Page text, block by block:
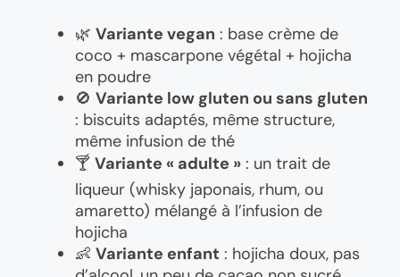
🌿 Variante vegan : base crème de
coco + mascarpone végétal + hojicha
en poudre
🚫 Variante low gluten ou sans gluten
: biscuits adaptés, même structure,
même infusion de thé
🍸 Variante « adulte » : un trait de
liqueur (whisky japonais, rhum, ou
amaretto) mélangé à l’infusion de
hojicha
👶 Variante enfant : hojicha doux, pas